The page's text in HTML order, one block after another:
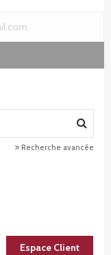
Recherche avancée
Espace Client